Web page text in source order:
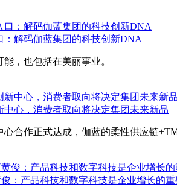
：解码伽蓝集团的科技创新DNA
，也包括在美丽事业。
中心，消费者取向将决定集团未来新品
合作正式达成，伽蓝的柔性供应链
：产品科技和数字科技是企业增长的